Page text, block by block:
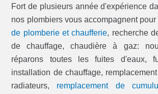
Fort de plusieurs année d'expérience
nos plombiers vous accompagnent pour
de plomberie et chaufferie, recherche
de chauffage, chaudière à gaz:
réparons toutes les fuites d'eaux,
installation de chauffage,
radiateurs, remplacement de